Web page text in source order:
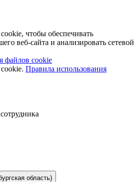
чтобы обеспечивать
веб-сайта и анализировать сетевой
файлов cookie
Правила использования
область)